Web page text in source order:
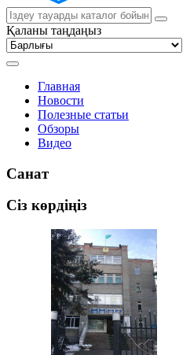
Қаланы таңдаңыз
Главная
Новости
Полезные статьи
Обзоры
Видео
Санат
Сіз көрдіңіз